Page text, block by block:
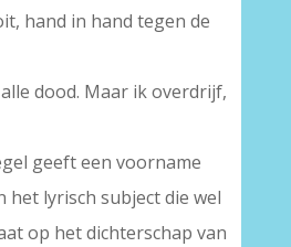
hand in hand tegen de
dood. Maar ik overdrijf,
geeft een voorname
het lyrisch subject die wel
op het dichterschap van